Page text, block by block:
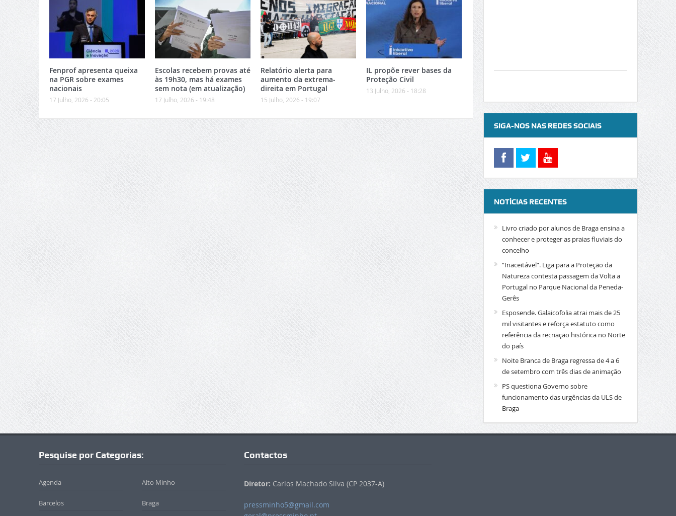
Fenprof apresenta queixa
na PGR sobre exames
nacionais
17 Julho, 2026 - 20:05
Escolas recebem provas até
às 19h30, mas há exames
sem nota (em atualização)
17 Julho, 2026 - 19:48
Relatório alerta para
aumento da extrema-
direita em Portugal
15 Julho, 2026 - 19:07
IL propõe rever bases da
Proteção Civil
13 Julho, 2026 - 18:28
SIGA-NOS NAS REDES SOCIAIS
NOTÍCIAS RECENTES
Livro criado por alunos de Braga ensina a
conhecer e proteger as praias fluviais do
concelho
“Inaceitável”. Liga para a Proteção da
Natureza contesta passagem da Volta a
Portugal no Parque Nacional da Peneda-
Gerês
Esposende. Galaicofolia atrai mais de 25
mil visitantes e reforça estatuto como
referência da recriação histórica no Norte
do país
Noite Branca de Braga regressa de 4 a 6
de setembro com três dias de animação
PS questiona Governo sobre
funcionamento das urgências da ULS de
Braga
Pesquise por Categorias:
Agenda Alto Minho
Barcelos Braga
Contactos
Diretor: Carlos Machado Silva (CP 2037-A)
pressminho5@gmail.com